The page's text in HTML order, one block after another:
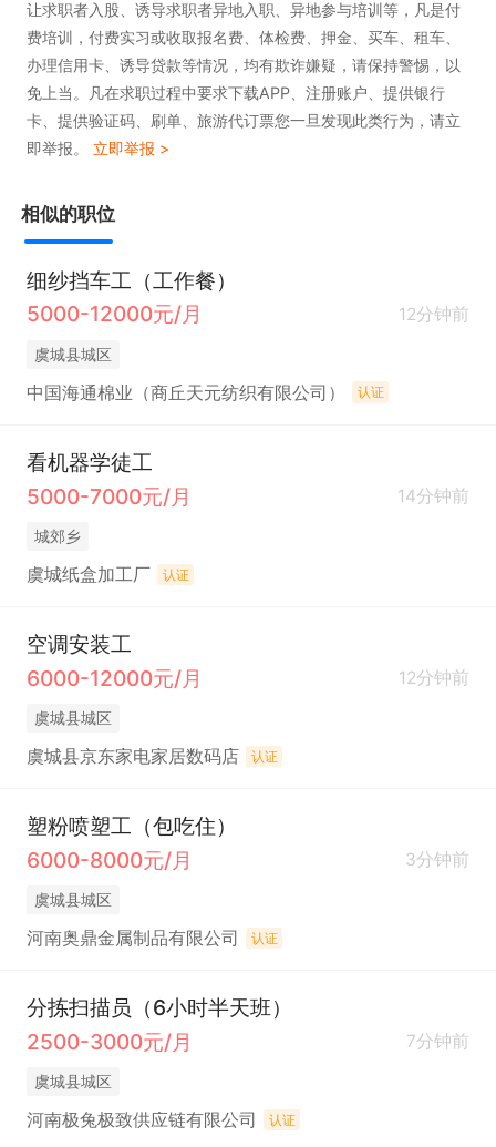
让求职者入股、诱导求职者异地入职、异地参与培训等，凡是付
费培训，付费实习或收取报名费、体检费、押金、买车、租车、
办理信用卡、诱导贷款等情况，均有欺诈嫌疑，请保持警惕，以
免上当。凡在求职过程中要求下载APP、注册账户、提供银行
卡、提供验证码、刷单、旅游代订票您一旦发现此类行为，请立
即举报。 立即举报 >
相似的职位
细纱挡车工（工作餐）
5000-12000元/月
12分钟前
虞城县城区
中国海通棉业（商丘天元纺织有限公司） 认证
看机器学徒工
5000-7000元/月
14分钟前
城郊乡
虞城纸盒加工厂 认证
空调安装工
6000-12000元/月
12分钟前
虞城县城区
虞城县京东家电家居数码店 认证
塑粉喷塑工（包吃住）
6000-8000元/月
3分钟前
虞城县城区
河南奥鼎金属制品有限公司 认证
分拣扫描员（6小时半天班）
2500-3000元/月
7分钟前
虞城县城区
河南极兔极致供应链有限公司 认证